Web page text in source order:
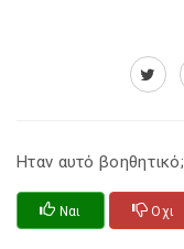
Ηταν αυτό βοηθητικό;
Ναι Οχι